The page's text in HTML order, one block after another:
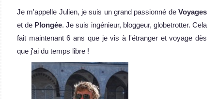
Je m'appelle Julien, je suis un grand passionné de Voyages
et de Plongée. Je suis ingénieur, bloggeur, globetrotter. Cela
fait maintenant 6 ans que je vis à l'étranger et voyage dès
que j'ai du temps libre !